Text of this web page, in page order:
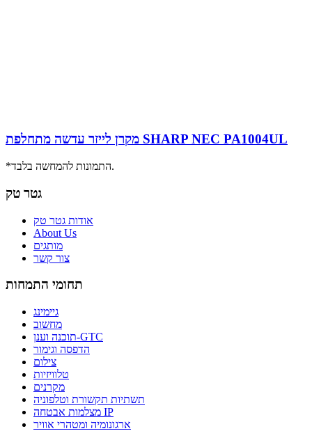
מקרן לייזר עדשה מתחלפת SHARP NEC PA1004UL
*התמונות להמחשה בלבד.
גטר טק
אודות גטר טק
About Us
מותגים
צור קשר
תחומי התמחות
גיימינג
מחשוב
תוכנה וענן-GTC
הדפסה וגימור
צילום
טלוויזיות
מקרנים
תשתיות תקשורת וטלפוניה
מצלמות אבטחה IP
ארגונומיה ומטהרי אוויר